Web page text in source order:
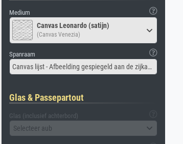
Medium
Canvas Leonardo (satijn)
(Canvas Venezia)
Spanraam
Canvas lijst - Afbeelding gespiegeld aan de zijkant
Glas & Passepartout
Glas (inclusief achterbord)
Selecteer aub